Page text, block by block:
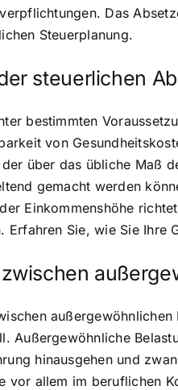
Das
Steuerplanung.
steuerlichen
bestimmten
von
über das übliche Maß
gemacht werden
Einkommenshöhe
Erfahren Sie, wie Sie
Außergewöhnliche
hinausgehen und
vor allem im beruflichen